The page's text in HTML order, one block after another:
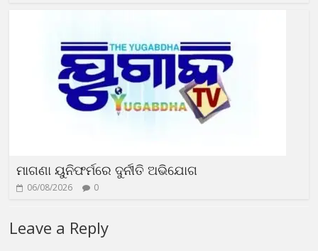
ମାଗଣା ୟୁନିଫର୍ମରେ ଦୁର୍ନୀତି ଅଭିଯୋଗ
06/08/2026 0
Leave a Reply